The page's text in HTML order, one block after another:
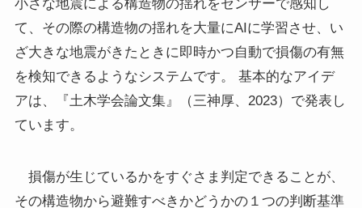
小さな地震による構造物の揺れをセンサーで感知し
て、その際の構造物の揺れを大量にAIに学習させ、い
ざ大きな地震がきたときに即時かつ自動で損傷の有無
を検知できるようなシステムです。 基本的なアイデ
アは、『土木学会論文集』（三神厚、2023）で発表し
ています。
損傷が生じているかをすぐさま判定できることが、
その構造物から避難すべきかどうかの１つの判断基準